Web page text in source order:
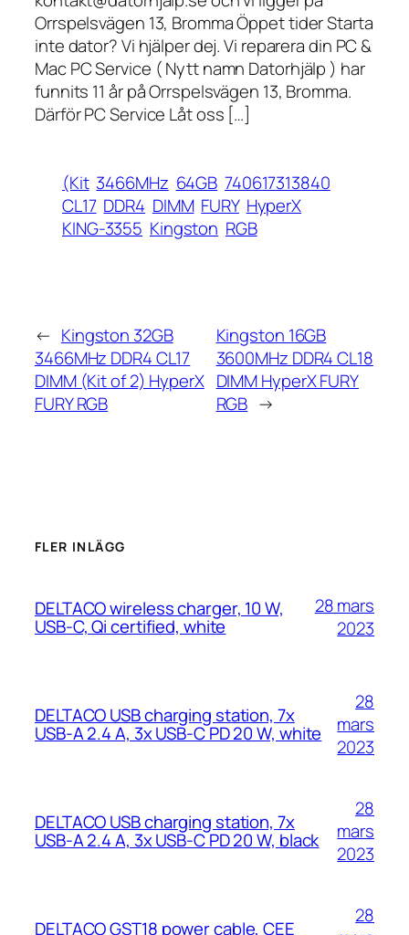
Orrspelsvägen 13, Bromma Öppet tider Starta
inte dator? Vi hjälper dej. Vi reparera din PC &
Mac PC Service ( Nytt namn Datorhjälp ) har
funnits 11 år på Orrspelsvägen 13, Bromma.
Därför PC Service Låt oss […]
(Kit 3466MHz 64GB 740617313840
CL17 DDR4 DIMM FURY HyperX
KING-3355 Kingston RGB
← Kingston 32GB
3466MHz DDR4 CL17
DIMM (Kit of 2) HyperX
FURY RGB
Kingston 16GB
3600MHz DDR4 CL18
DIMM HyperX FURY
RGB →
FLER INLÄGG
DELTACO wireless charger, 10 W,
USB-C, Qi certified, white
28 mars
2023
DELTACO USB charging station, 7x
USB-A 2.4 A, 3x USB-C PD 20 W, white
28
mars
2023
DELTACO USB charging station, 7x
USB-A 2.4 A, 3x USB-C PD 20 W, black
28
mars
2023
DELTACO GST18 power cable, CEE
28